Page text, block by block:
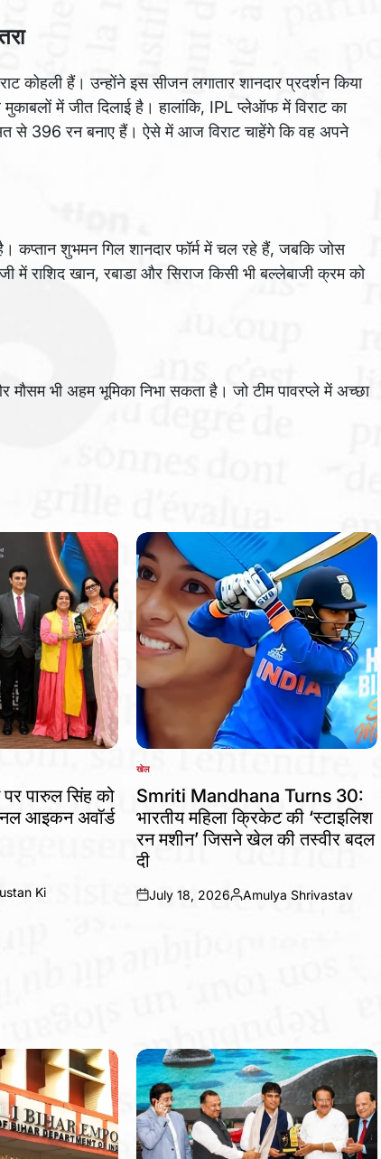
कोहली हैं। उन्होंने इस सीजन लगातार शानदार प्रदर्शन किया
में जीत दिलाई है। हालांकि, IPL प्लेऑफ में विराट का
से 396 रन बनाए हैं। ऐसे में आज विराट चाहेंगे कि वह अपने
कप्तान शुभमन गिल शानदार फॉर्म में चल रहे हैं, जबकि जोस
में राशिद खान, रबाडा और सिराज किसी भी बल्लेबाजी क्रम को
मौसम भी अहम भूमिका निभा सकता है। जो टीम पावरप्ले में अच्छा
पर पारुल सिंह को
आइकन अवॉर्ड
Ki
POSTED
IN
खेल
Smriti Mandhana Turns 30:
भारतीय महिला क्रिकेट की ‘स्टाइलिश
रन मशीन’ जिसने खेल की तस्वीर बदल
दी
on
July 18, 2026
Posted
Amulya Shrivastav